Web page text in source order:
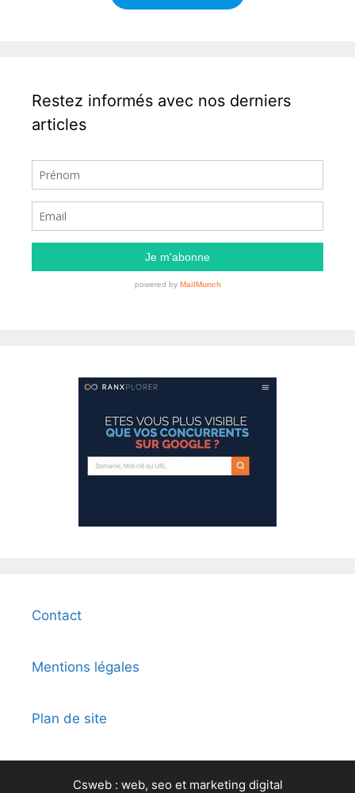
Restez informés avec nos derniers
articles
Contact
Mentions légales
Plan de site
Csweb : web, seo et marketing digital